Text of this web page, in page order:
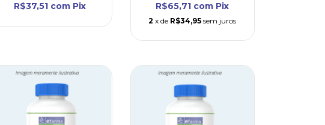
R$37,51 com Pix R$65,71 com Pix
2 x de R$34,95 sem juros